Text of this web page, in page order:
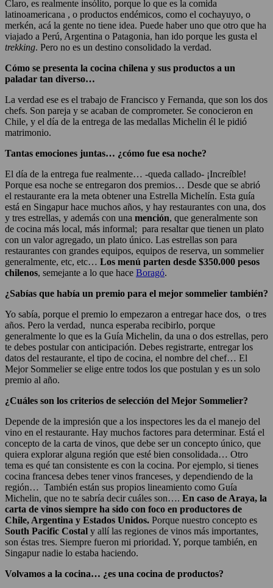
Claro, es realmente insólito, porque lo que es la comida
latinoamericana , o productos endémicos, como el cochayuyo, o
merkén, acá la gente no tiene idea. Puede haber uno que otro que ha
viajado a Perú, Argentina o Patagonia, han ido porque les gusta el
trekking. Pero no es un destino consolidado la verdad.
Cómo se presenta la cocina chilena y sus productos a un
paladar tan diverso…
La verdad ese es el trabajo de Francisco y Fernanda, que son los dos
chefs. Son pareja y se acaban de comprometer. Se conocieron en
Chile, y el día de la entrega de las medallas Michelin él le pidió
matrimonio.
Tantas emociones juntas… ¿cómo fue esa noche?
El día de la entrega fue realmente… -queda callado- ¡Increíble!
Porque esa noche se entregaron dos premios… Desde que se abrió
el restaurante era la meta obtener una Estrella Michelín. Esta guía
está en Singapur hace muchos años, y hay restaurantes con una, dos
y tres estrellas, y además con una mención, que generalmente son
de cocina más local, más informal; para resaltar que tienen un plato
con un valor agregado, un plato único. Las estrellas son para
restaurantes con grandes equipos, equipos de reserva, un sommelier
generalmente, etc, etc… Los menú parten desde $350.000 pesos
chilenos, semejante a lo que hace Boragó.
¿Sabías que había un premio para el mejor sommelier también?
Yo sabía, porque el premio lo empezaron a entregar hace dos, o tres
años. Pero la verdad, nunca esperaba recibirlo, porque
generalmente lo que es la Guía Michelin, da una o dos estrellas, pero
te debes postular con anticipación. Debes registrarte, entregar los
datos del restaurante, el tipo de cocina, el nombre del chef… El
Mejor Sommelier se elige entre todos los que postulan y es un solo
premio al año.
¿Cuáles son los criterios de selección del Mejor Sommelier?
Depende de la impresión que a los inspectores les da el manejo del
vino en el restaurante. Hay muchos factores para determinar. Está el
concepto de la carta de vinos, que debe ser un concepto único, que
quiera explorar alguna región que esté bien consolidada… Otro
tema es qué tan consistente es con la cocina. Por ejemplo, si tienes
cocina francesa debes tener vinos franceses, y dependiendo de la
región… También están sus propios lineamiento como Guía
Michelin, que no te sabría decir cuáles son…. En caso de Araya, la
carta de vinos siempre ha sido con foco en productores de
Chile, Argentina y Estados Unidos. Porque nuestro concepto es
South Pacific Costal y allí las regiones de vinos más importantes,
son éstas tres. Siempre fueron mi prioridad. Y, porque también, en
Singapur nadie lo estaba haciendo.
Volvamos a la cocina… ¿es una cocina de productos?